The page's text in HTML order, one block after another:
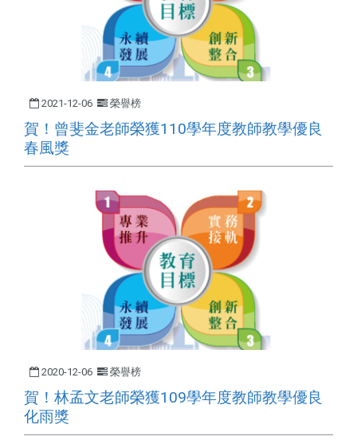
2021-12-06 榮譽榜
賀！曾斐金老師榮獲110學年度教師教學優良
春風獎
2020-12-06 榮譽榜
賀！林孟文老師榮獲109學年度教師教學優良
化雨獎